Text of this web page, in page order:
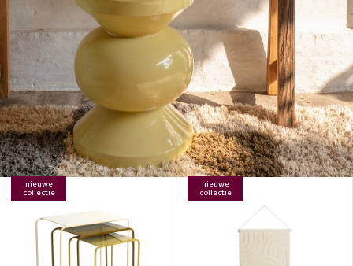
nieuwe
collectie
nieuwe
collectie